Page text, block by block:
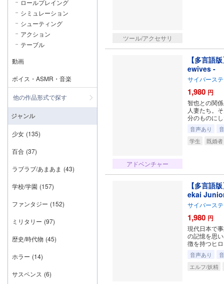
ツール/アクセサリ
アドベンチャー
【多言語
ewives -
サイバース
1,980 円
智也との関
人妻たち。
分のものに
音声あり
学生
既婚者
【多言語
ekai
サイバース
1,980 円
現代日本で
の記憶を思
徴を持つヒ
音声あり
エルフ/妖精
ロールプレイング
シミュレーション
シューティング
アクション
テーブル
動画
ボイス・ASMR・音楽
他の作品形式で探す
ジャンル
少女 (135)
百合 (37)
ラブラブ/あまあま (43)
学校/学園 (157)
ファンタジー (152)
ミリタリー (97)
歴史/時代物 (45)
ホラー (14)
サスペンス (6)